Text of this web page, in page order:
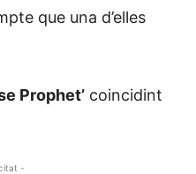
que una d’elles
Prophet’ coincidint
-